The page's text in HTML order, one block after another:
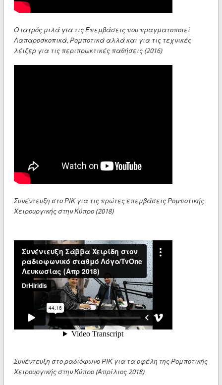
Ο ιατρός μιλά για τις Επεμβάσεις που πραγματοποιεί
Λαπαροσκοπικά, Ρομποτικά αλλά και για τις τεχνικές
λέιζερ για τις περιπρωκτικές παθήσεις (2016)
Συνέντευξη στο ΡΙΚ για τις πρώτες επεμβάσεις Ρομποτικής
Χειρουργικής στην Κύπρο (2018)
Συνέντευξη στο ραδιόφωνο ΡΙΚ για τα οφέλη της Ρομποτικής
Χειρουργικής στην Κύπρο (Απρίλιος 2018)